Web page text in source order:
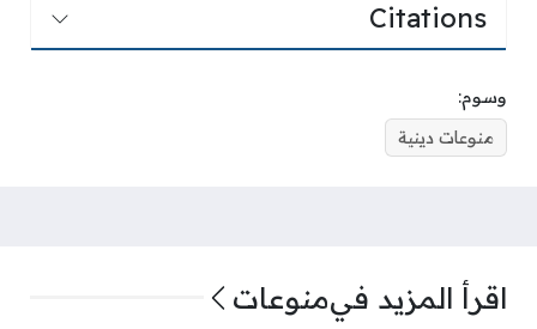
Citations
وسوم:
منوعات دينية
اقرأ المزيد فيمنوعات